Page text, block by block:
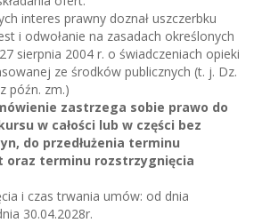
interes prawny doznał uszczerbku
i odwołanie na zasadach określonych
sierpnia 2004 r. o świadczeniach opieki
ze środków publicznych (t. j. Dz.
późn. zm.)
zastrzega sobie prawo do
w całości lub w części bez
do przedłużenia terminu
oraz terminu rozstrzygnięcia
i czas trwania umów: od dnia
30.04.2028r.